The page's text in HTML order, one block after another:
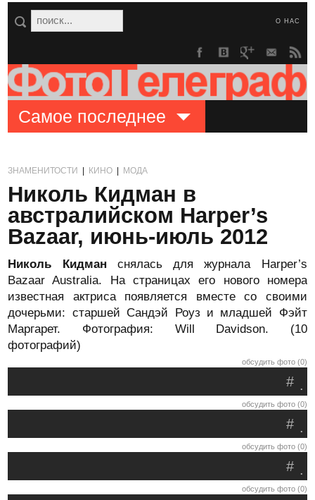
О НАС
Самое последнее
ЗНАМЕНИТОСТИ КИНО МОДА
Николь Кидман в
австралийском Harper’s
Bazaar, июнь-июль 2012
Николь Кидман снялась для журнала Harper’s
Bazaar Australia. На страницах его нового номера
известная актриса появляется вместе со своими
дочерьми: старшей Сандэй Роуз и младшей Фэйт
Маргарет. Фотография: Will Davidson. (10
фотографий)
обсудить фото (0)
.
#
обсудить фото (0)
.
#
обсудить фото (0)
.
#
обсудить фото (0)